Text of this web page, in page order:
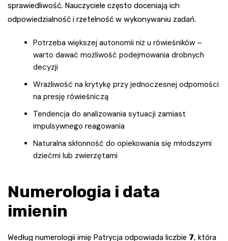
sprawiedliwość. Nauczyciele często doceniają ich
odpowiedzialność i rzetelność w wykonywaniu zadań.
Potrzeba większej autonomii niż u rówieśników –
warto dawać możliwość podejmowania drobnych
decyzji
Wrażliwość na krytykę przy jednoczesnej odporności
na presję rówieśniczą
Tendencja do analizowania sytuacji zamiast
impulsywnego reagowania
Naturalna skłonność do opiekowania się młodszymi
dziećmi lub zwierzętami
Numerologia i data
imienin
Według numerologii imię Patrycja odpowiada liczbie 7, która